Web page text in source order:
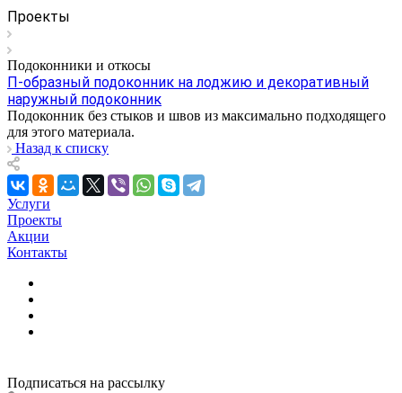
Проекты
Подоконники и откосы
П-образный подоконник на лоджию и декоративный
наружный подоконник
Подоконник без стыков и швов из максимально подходящего
для этого материала.
Назад к списку
Услуги
Проекты
Акции
Контакты
Подписаться на рассылку